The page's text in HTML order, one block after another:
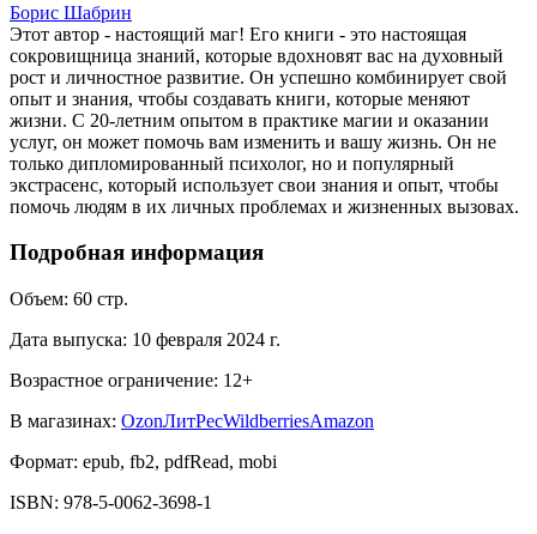
Борис Шабрин
Этот автор - настоящий маг! Его книги - это настоящая
сокровищница знаний, которые вдохновят вас на духовный
рост и личностное развитие. Он успешно комбинирует свой
опыт и знания, чтобы создавать книги, которые меняют
жизни. С 20-летним опытом в практике магии и оказании
услуг, он может помочь вам изменить и вашу жизнь. Он не
только дипломированный психолог, но и популярный
экстрасенс, который использует свои знания и опыт, чтобы
помочь людям в их личных проблемах и жизненных вызовах.
Подробная информация
Объем: 60 стр.
Дата выпуска: 10 февраля 2024 г.
Возрастное ограничение: 12+
В магазинах: OzonЛитРесWildberriesAmazon
Формат: epub, fb2, pdfRead, mobi
ISBN: 978-5-0062-3698-1